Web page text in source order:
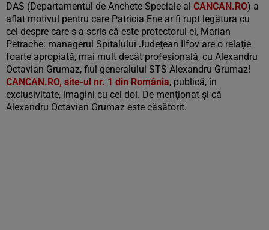
DAS (Departamentul de Anchete Speciale al CANCAN.RO) a
aflat motivul pentru care Patricia Ene ar fi rupt legătura cu
cel despre care s-a scris că este protectorul ei, Marian
Petrache: managerul Spitalului Judeţean Ilfov are o relaţie
foarte apropiată, mai mult decât profesională, cu Alexandru
Octavian Grumaz, fiul generalului STS Alexandru Grumaz!
CANCAN.RO, site-ul nr. 1 din România, publică, în
exclusivitate, imagini cu cei doi. De menţionat şi că
Alexandru Octavian Grumaz este căsătorit.